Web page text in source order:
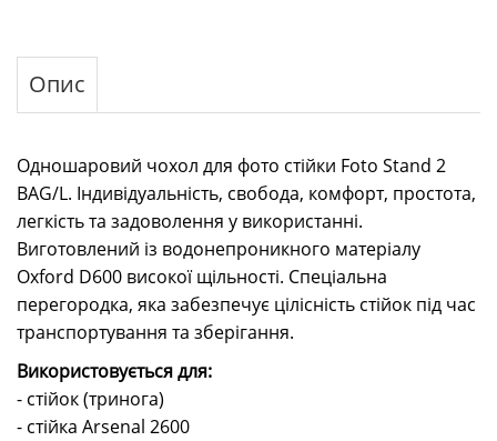
Опис
Одношаровий чохол для фото стійки Foto Stand 2
BAG/L. Індивідуальність, свобода, комфорт, простота,
легкість та задоволення у використанні.
Виготовлений із водонепроникного матеріалу
Oxford D600 високої щільності. Спеціальна
перегородка, яка забезпечує цілісність стійок під час
транспортування та зберігання.
Використовується для:
- стійок (тринога)
- стійка Arsenal 2600